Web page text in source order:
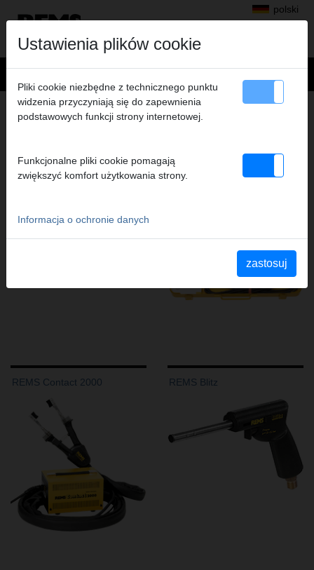
polski
LUTOWANIE
REMS Cu-Vlies REMS Hot Dog 2
REMS Contact 2000 REMS Blitz
Ustawienia plików cookie
Pliki cookie niezbędne z technicznego punktu
widzenia przyczyniają się do zapewnienia
podstawowych funkcji strony internetowej.
Funkcjonalne pliki cookie pomagają
zwiększyć komfort użytkowania strony.
Informacja o ochronie danych
zastosuj